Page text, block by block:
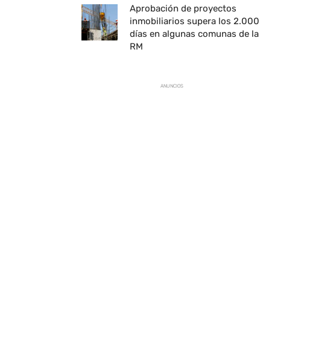
Aprobación de proyectos
inmobiliarios supera los 2.000
días en algunas comunas de la
RM
ANUNCIOS